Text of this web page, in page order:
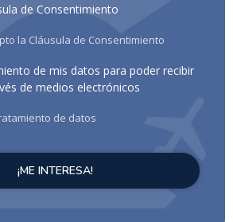
de Consentimiento
la Cláusula de Consentimiento
de mis datos para poder recibir
de medios electrónicos
de datos